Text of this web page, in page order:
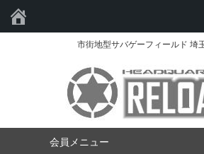
市街地型サバゲーフィールド 埼
会員メニュー